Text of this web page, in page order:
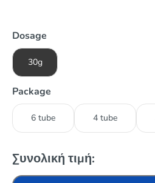
Dosage
30g
Package
6 tube 4 tube
Συνολική τιμή: